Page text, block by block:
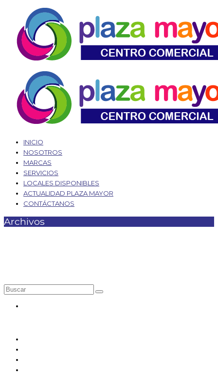
INICIO
NOSOTROS
MARCAS
SERVICIOS
LOCALES DISPONIBLES
ACTUALIDAD PLAZA MAYOR
CONTÁCTANOS
Archivos